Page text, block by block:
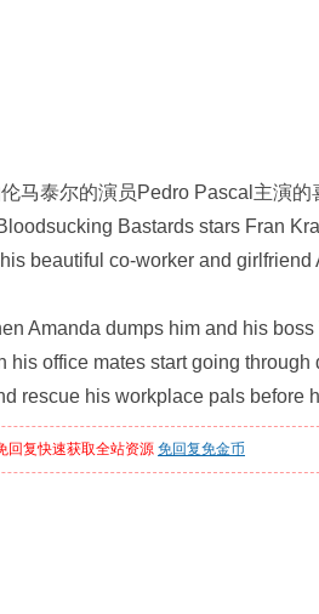
泰尔的演员Pedro Pascal主演的
Bastards stars Fran
beautiful co-worker and
dumps him and his boss
his office mates start going
rescue his workplace pals before
回复快速获取全站资源 免回复免金币